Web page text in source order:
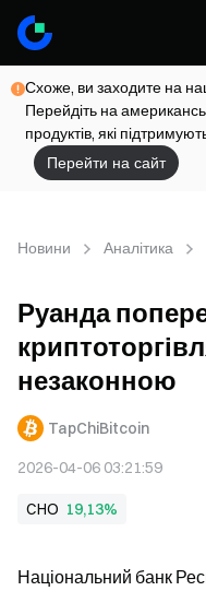
Схоже, ви заходите на
Перейдіть на
продуктів, які
Перейти на сайт
Новини Аналітика
Руанда
незаконною
TapChiBitcoin
2026-04-06 03:21:59
CHO 19,13%
Національний банк